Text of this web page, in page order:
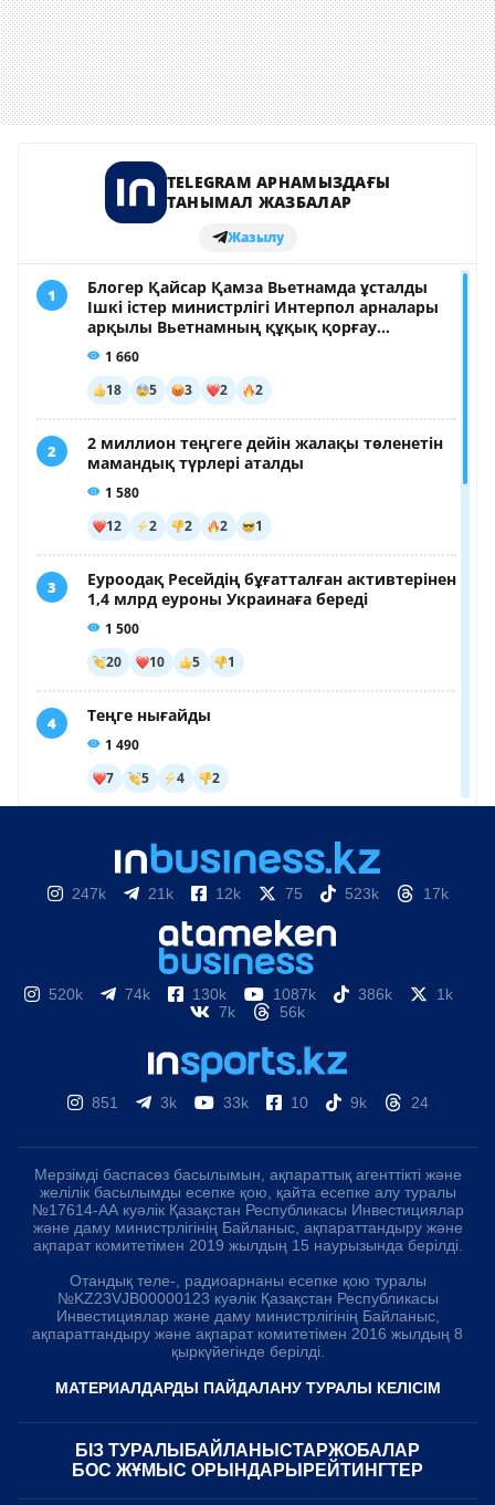
247k 21k 12k 75 523k 17k
520k 74k 130k 1087k 386k
1k
7k
56k
851 3k 33k 10 9k 24
Мерзімді баспасөз басылымын, ақпараттық агенттікті және
желілік басылымды есепке қою, қайта есепке алу туралы
№17614-АА куәлік Қазақстан Республикасы Инвестициялар
және даму министрлігінің Байланыс, ақпараттандыру және
ақпарат комитетімен 2019 жылдың 15 наурызында берілді.
Отандық теле-, радиоарнаны есепке қою туралы
№KZ23VJB00000123 куәлік Қазақстан Республикасы
Инвестициялар және даму министрлігінің Байланыс,
ақпараттандыру және ақпарат комитетімен 2016 жылдың 8
қыркүйегінде берілді.
МАТЕРИАЛДАРДЫ ПАЙДАЛАНУ ТУРАЛЫ КЕЛІСІМ
БІЗ ТУРАЛЫ БАЙЛАНЫСТАРЖОБАЛАР
БОС ЖҰМЫС ОРЫНДАРЫ РЕЙТИНГТЕР